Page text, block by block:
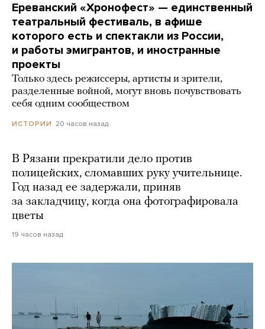
Ереванский «Хронофест» — единственный
театральный фестиваль, в афише
которого есть и спектакли из России,
и работы эмигрантов, и иностранные
проекты
Только здесь режиссеры, артисты и зрители,
разделенные войной, могут вновь почувствовать
себя одним сообществом
ИСТОРИИ 20 часов назад
В Рязани прекратили дело против
полицейских, сломавших руку учительнице.
Год назад ее задержали, приняв
за закладчицу, когда она фотографировала
цветы
19 часов назад